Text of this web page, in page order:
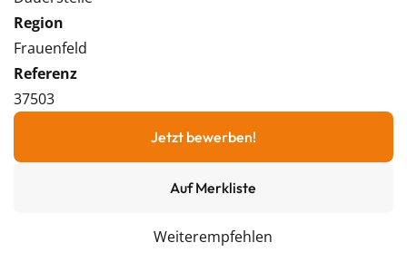
Region
Frauenfeld
Referenz
37503
Jetzt bewerben!
Auf Merkliste
Weiterempfehlen